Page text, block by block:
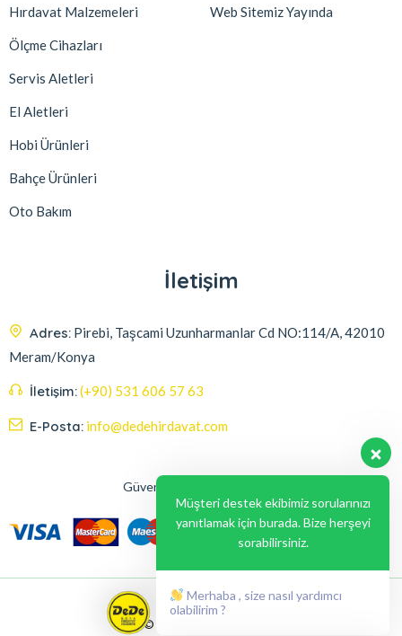
Hırdavat Malzemeleri
Ölçme Cihazları
Servis Aletleri
El Aletleri
Hobi Ürünleri
Bahçe Ürünleri
Oto Bakım
Web Sitemiz Yayında
İletişim
Adres: Pirebi, Taşcami Uzunharmanlar Cd NO:114/A, 42010
Meram/Konya
İletişim:(+90) 531 606 57 63
E-Posta: info@dedehirdavat.com
Güvenli Ödeme Seçenekleri
© 2024, Liabil Dizayn
Müşteri destek ekibimiz sorularınızı
yanıtlamak için burada. Bize herşeyi
sorabilirsiniz.
Merhaba , size nasıl yardımcı
olabilirim ?